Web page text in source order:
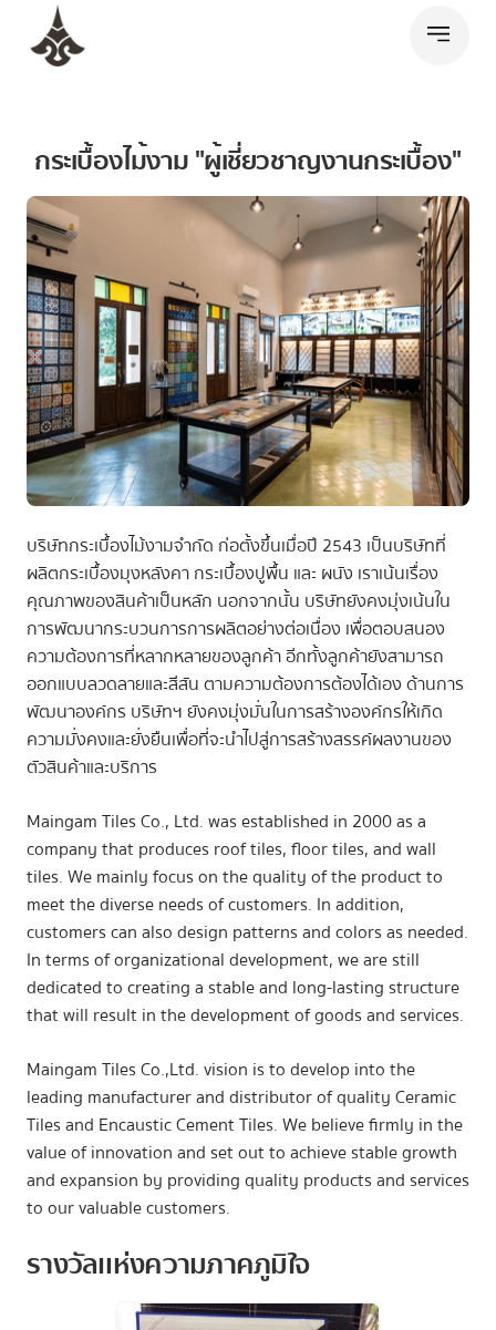
กระเบื้องไม้งาม "ผู้เชี่ยวชาญงานกระเบื้อง"
บริษัทกระเบื้องไม้งามจำกัด ก่อตั้งขึ้นเมื่อปี 2543 เป็นบริษัทที่
ผลิตกระเบื้องมุงหลังคา กระเบื้องปูพื้น และ ผนัง เราเน้นเรื่อง
คุณภาพของสินค้าเป็นหลัก นอกจากนั้น บริษัทยังคงมุ่งเน้นใน
การพัฒนากระบวนการการผลิตอย่างต่อเนื่อง เพื่อตอบสนอง
ความต้องการที่หลากหลายของลูกค้า อีกทั้งลูกค้ายังสามารถ
ออกแบบลวดลายและสีสัน ตามความต้องการต้องได้เอง ด้านการ
พัฒนาองค์กร บริษัทฯ ยังคงมุ่งมั่นในการสร้างองค์กรให้เกิด
ความมั่งคงและยั่งยืนเพื่อที่จะนำไปสู่การสร้างสรรค์ผลงานของ
ตัวสินค้าและบริการ
Maingam Tiles Co., Ltd. was established in 2000 as a
company that produces roof tiles, floor tiles, and wall
tiles. We mainly focus on the quality of the product to
meet the diverse needs of customers. In addition,
customers can also design patterns and colors as needed.
In terms of organizational development, we are still
dedicated to creating a stable and long-lasting structure
that will result in the development of goods and services.
Maingam Tiles Co.,Ltd. vision is to develop into the
leading manufacturer and distributor of quality Ceramic
Tiles and Encaustic Cement Tiles. We believe firmly in the
value of innovation and set out to achieve stable growth
and expansion by providing quality products and services
to our valuable customers.
รางวัลแห่งความภาคภูมิใจ